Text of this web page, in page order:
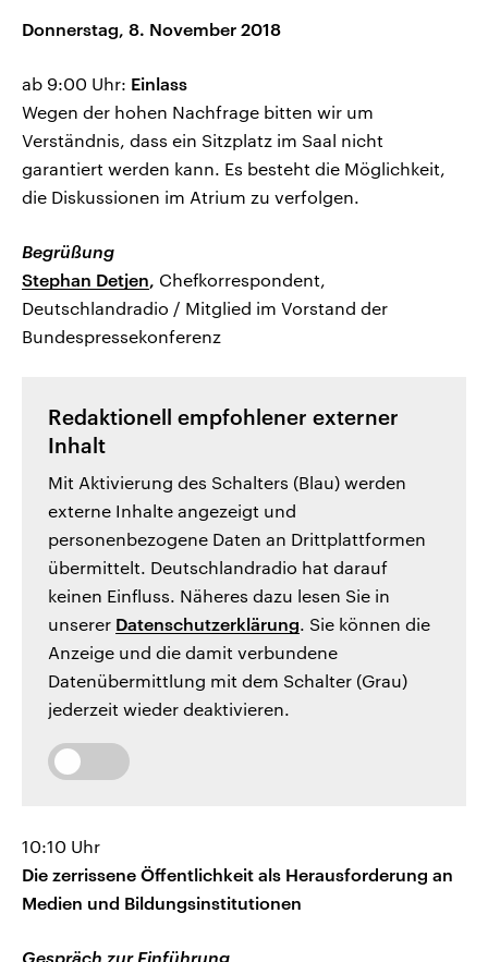
Donnerstag, 8. November 2018
ab 9:00 Uhr: Einlass
Wegen der hohen Nachfrage bitten wir um
Verständnis, dass ein Sitzplatz im Saal nicht
garantiert werden kann. Es besteht die Möglichkeit,
die Diskussionen im Atrium zu verfolgen.
Begrüßung
Stephan Detjen, Chefkorrespondent,
Deutschlandradio / Mitglied im Vorstand der
Bundespressekonferenz
Redaktionell empfohlener externer
Inhalt
Mit Aktivierung des Schalters (Blau) werden
externe Inhalte angezeigt und
personenbezogene Daten an Drittplattformen
übermittelt. Deutschlandradio hat darauf
keinen Einfluss. Näheres dazu lesen Sie in
unserer Datenschutzerklärung. Sie können die
Anzeige und die damit verbundene
Datenübermittlung mit dem Schalter (Grau)
jederzeit wieder deaktivieren.
10:10 Uhr
Die zerrissene Öffentlichkeit als Herausforderung an
Medien und Bildungsinstitutionen
Gespräch zur Einführung